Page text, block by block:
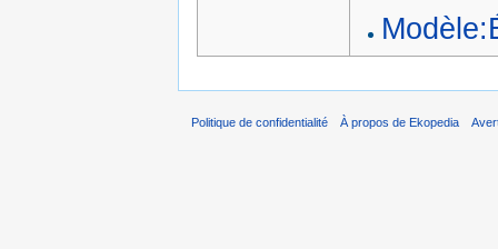
Politique de confidentialité À propos de Ekopedia